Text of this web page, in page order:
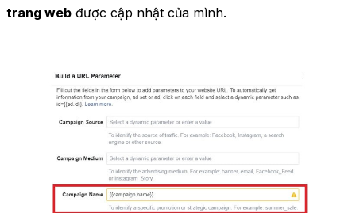
trang web được cập nhật của mình.